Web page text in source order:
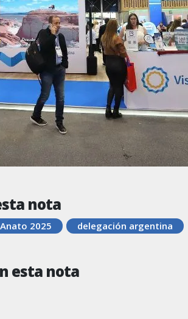
nota
Anato 2025 delegación argentina
esta nota